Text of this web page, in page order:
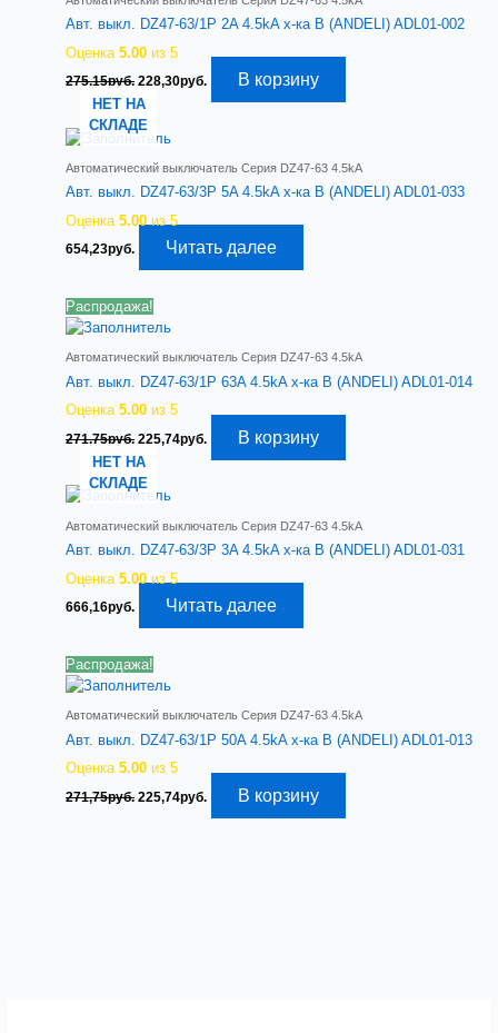
Авт. выкл. DZ47-63/1P 2A 4.5kA х-ка B (ANDELI) ADL01-002
Оценка5.00 из 5
275,15руб. Первоначальная
составляла
275,15руб..
228,30руб. ТекущаяВ корзину
НЕТ НА
СКЛАДЕ
Автоматический выключатель Серия DZ47-63 4.5kA
Авт. выкл. DZ47-63/3P 5A 4.5kA х-ка B (ANDELI) ADL01-033
Оценка5.00 из 5
654,23руб. Читать далее
Распродажа!
Автоматический выключатель Серия DZ47-63 4.5kA
Авт. выкл. DZ47-63/1P 63A 4.5kA х-ка B (ANDELI) ADL01-014
Оценка5.00 из 5
271,75руб. Первоначальная
составляла
271,75руб..
225,74руб. ТекущаяВ корзину
НЕТ НА
СКЛАДЕ
Автоматический выключатель Серия DZ47-63 4.5kA
Авт. выкл. DZ47-63/3P 3A 4.5kA х-ка B (ANDELI) ADL01-031
Оценка5.00 из 5
666,16руб. Читать далее
Распродажа!
Автоматический выключатель Серия DZ47-63 4.5kA
Авт. выкл. DZ47-63/1P 50A 4.5kA х-ка B (ANDELI) ADL01-013
Оценка5.00 из 5
271,75руб. Первоначальная
225,74руб. ТекущаяВ корзину